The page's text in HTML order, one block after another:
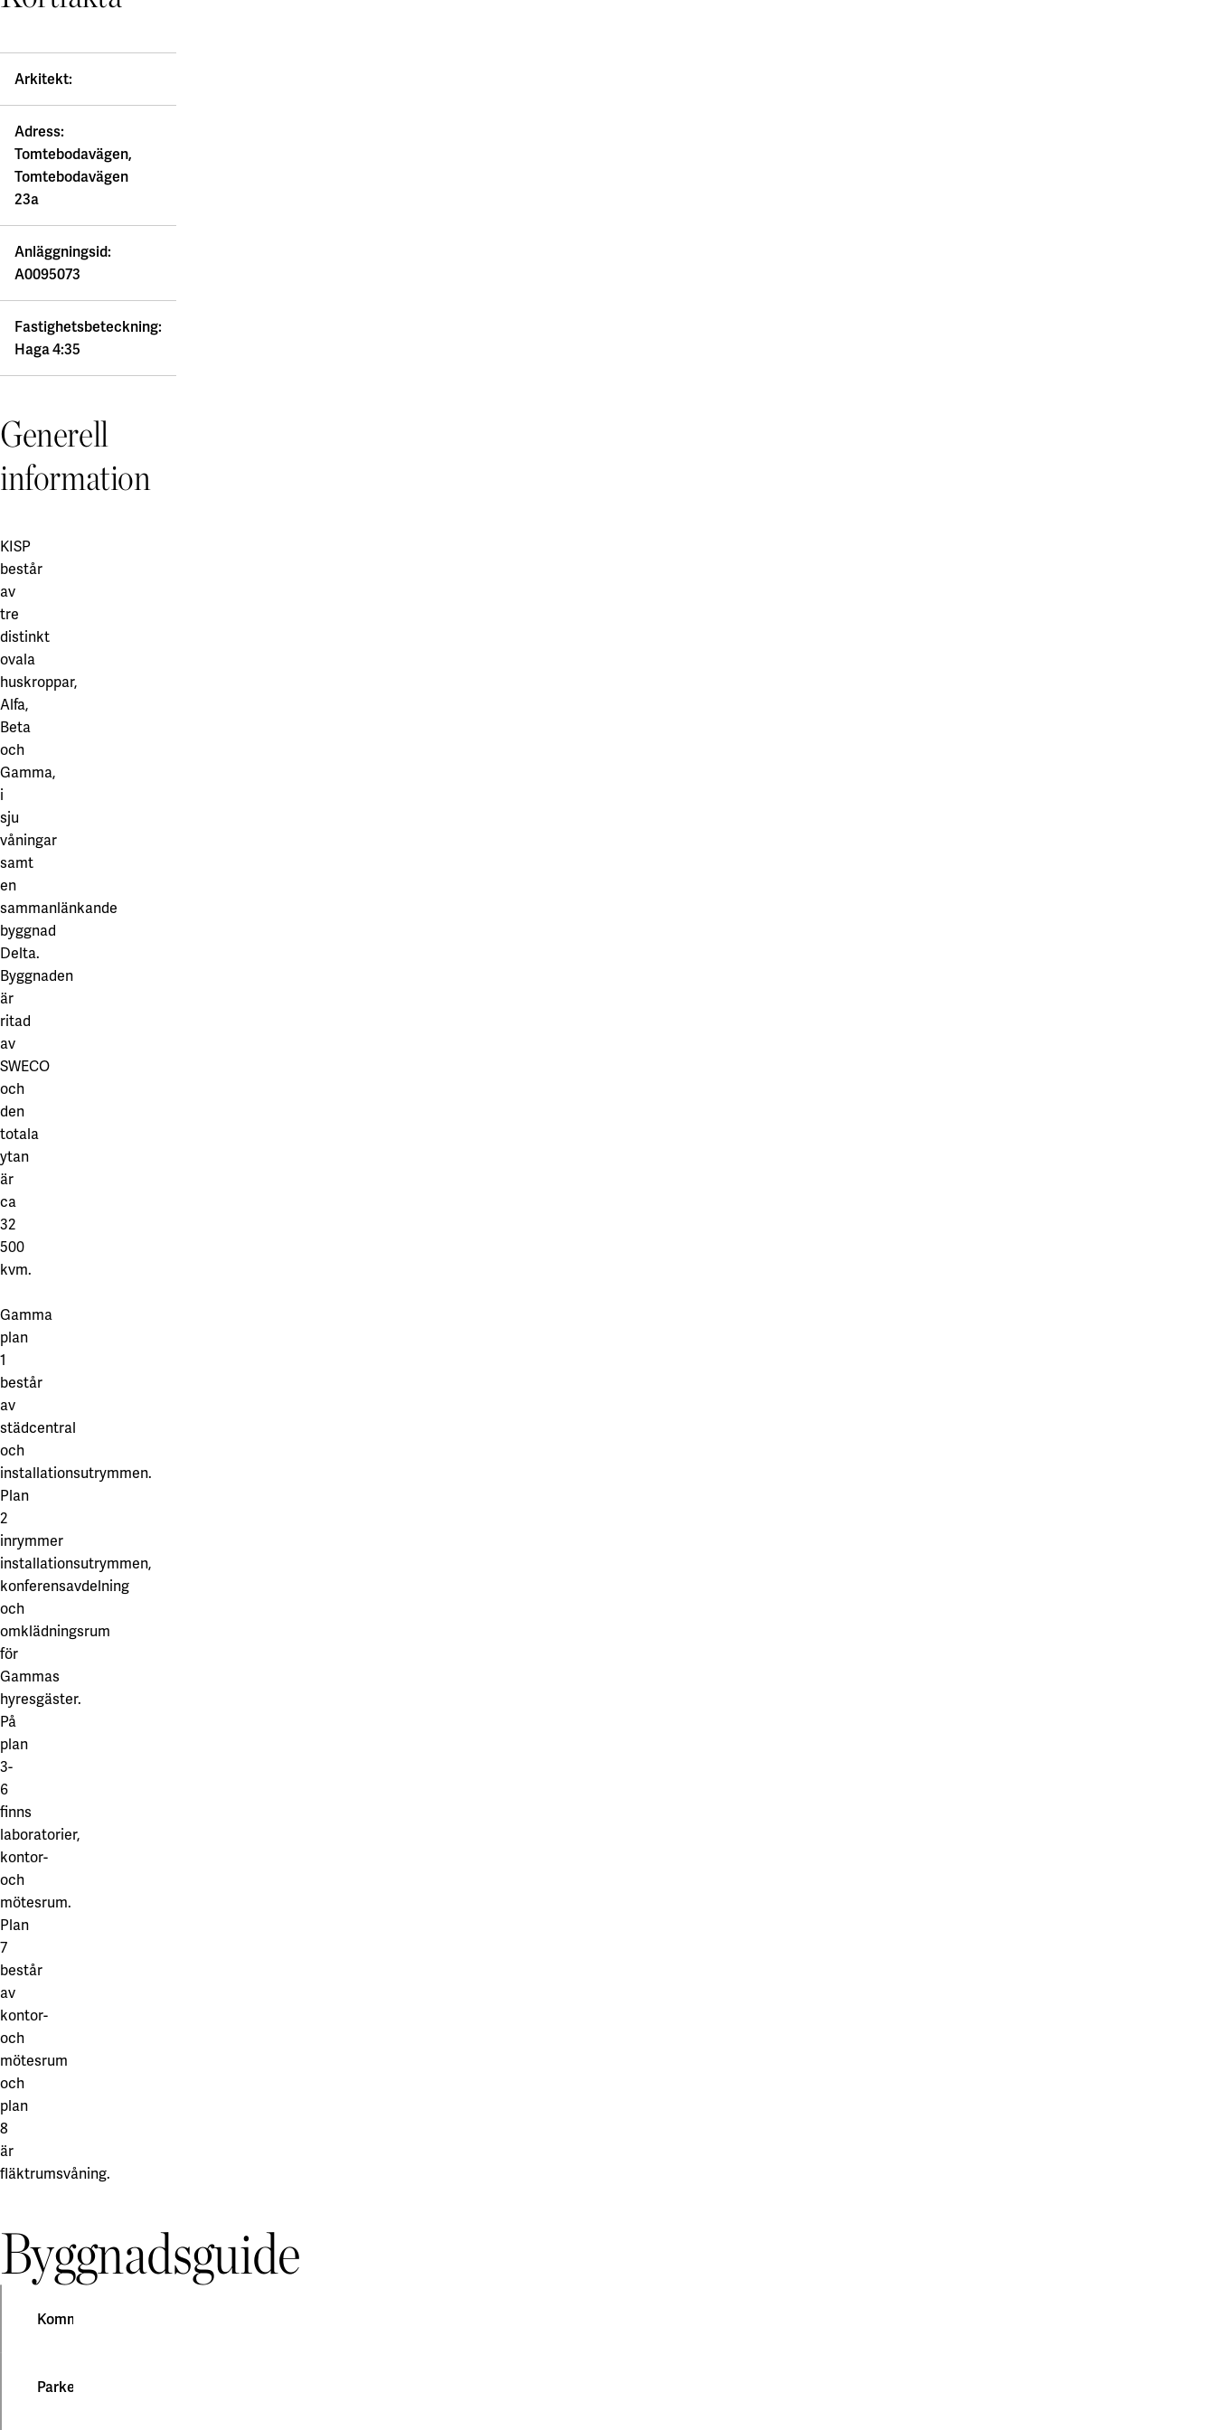
Arkitekt:
Adress:
Tomtebodavägen,
Tomtebodavägen
23a
Anläggningsid:
A0095073
Fastighetsbeteckning:
Haga 4:35
Generell
information
KISP
består
av
tre
distinkt
ovala
huskroppar,
Alfa,
Beta
och
Gamma,
i
sju
våningar
samt
en
sammanlänkande
byggnad
Delta.
Byggnaden
är
ritad
av
SWECO
och
den
totala
ytan
är
ca
32
500
kvm.
Gamma
plan
1
består
av
städcentral
och
installationsutrymmen.
Plan
2
inrymmer
installationsutrymmen,
konferensavdelning
och
omklädningsrum
för
Gammas
hyresgäster.
På
plan
3-
6
finns
laboratorier,
kontor-
och
mötesrum.
Plan
7
består
av
kontor-
och
mötesrum
och
plan
8
är
fläktrumsvåning.
Byggnadsguide
Kommunikationer
Parkering